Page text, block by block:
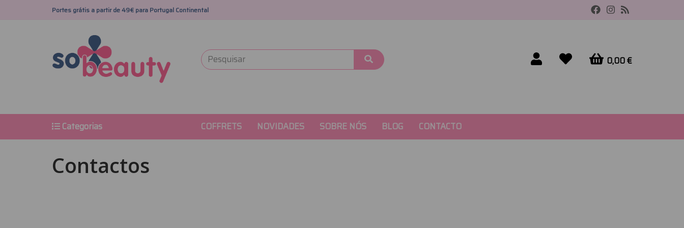
Portes grátis a partir de 49€ para Portugal Continental
0,00 €
COFFRETS NOVIDADES SOBRE NÓS BLOG CONTACTO
Categorias
Contactos